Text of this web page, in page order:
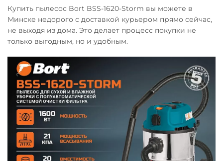
Купить пылесос Bort BSS-1620-Storm вы можете в
Минске недорого с доставкой курьером прямо сейчас,
не выходя из дома. Это делает процесс покупки не
только выгодным, но и удобным.